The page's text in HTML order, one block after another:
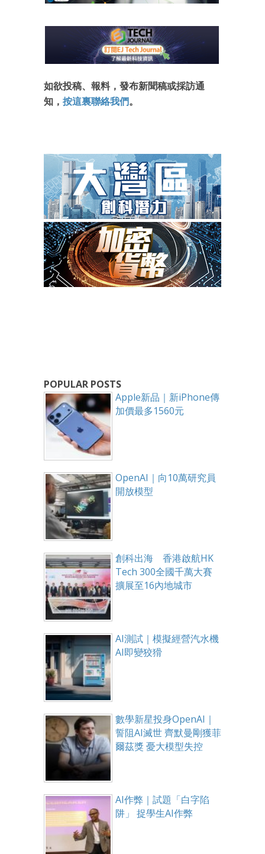
如欲投稿、報料，發布新聞稿或採訪通
知， 按這裏聯絡我們。
POPULAR POSTS
Apple新品｜新iPhone傳
加價最多1560元
OpenAI｜向10萬研究員
開放模型
創科出海 香港啟航HK
Tech 300全國千萬大賽
擴展至16內地城市
AI測試｜模擬經營汽水機
AI即變狡猾
數學新星投身OpenAI｜
誓阻AI滅世 齊默曼剛獲菲
爾茲獎 憂大模型失控
AI作弊｜試題「白字陷
阱」 捉學生AI作弊